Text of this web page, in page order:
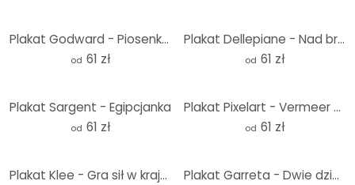
Plakat Godward - Piosenka bez słów
od 61 zł
Plakat Dellepiane - Nad brzegiem Bosforu
od 61 zł
Plakat Sargent - Egipcjanka
od 61 zł
Plakat Pixelart - Vermeer - Dziewczyna z perłą w uszach
od 61 zł
Plakat Klee - Gra sił w krajobrazie Lecha Plakat Garreta - Dwie dziewczyny przy oknie